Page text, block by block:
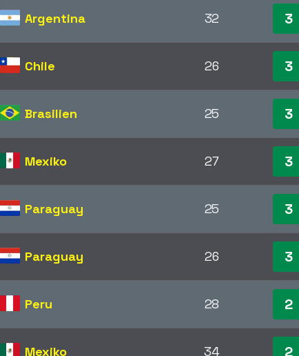
Argentina 32 3
Chile 26 3
Brasilien 25 3
Mexiko 27 3
Paraguay 25 3
Paraguay 26 3
Peru 28 2
Mexiko 34 2